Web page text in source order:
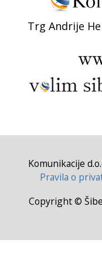
Trg Andrije
Komunikacije
Pravila o
Copyright ©